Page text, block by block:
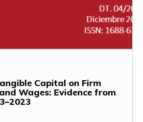
Capital on Firm
Wages: Evidence from